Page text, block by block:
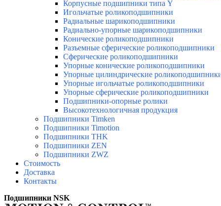
Корпусные подшипники типа Y
Игольчатые роликоподшипники
Радиальные шарикоподшипники
Радиально-упорные шарикоподшипники
Конические роликоподшипники
Разъемные сферические роликоподшипники
Сферические роликоподшипники
Упорные конические роликоподшипники
Упорные цилиндрические
Упорные игольчатые роликоподшипники
Упорные сферические роликоподшипники
Подшипники-опорные ролики
Высокотехнологичная продукция
Подшипники Timken
Подшипники Timotion
Подшипники THK
Подшипники ZEN
Подшипники ZWZ
Стоимость
Доставка
Контакты
Подшипники NSK